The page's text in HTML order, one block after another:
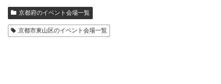
京都府のイベント会場一覧
京都市東山区のイベント会場一覧